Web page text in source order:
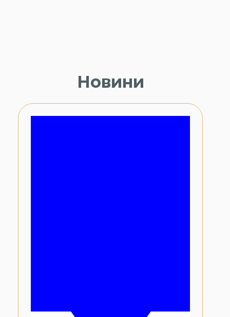
Новини